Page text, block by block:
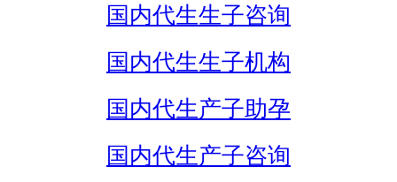
国内代生生子咨询
国内代生生子机构
国内代生产子助孕
国内代生产子咨询